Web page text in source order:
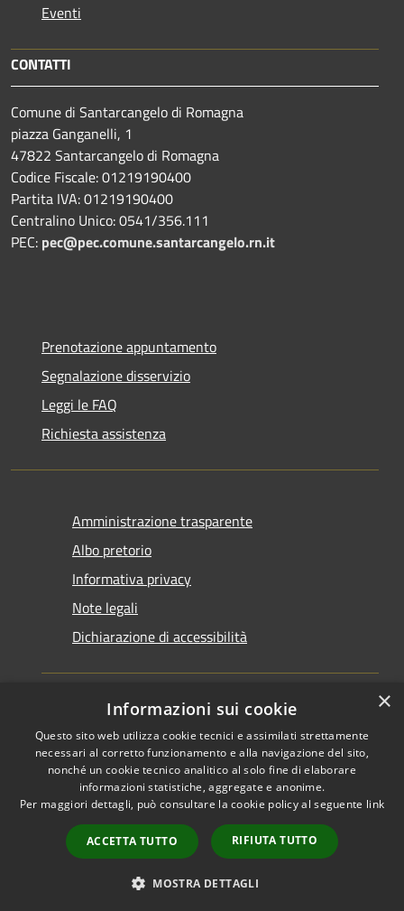
Eventi
CONTATTI
Comune di Santarcangelo di Romagna
piazza Ganganelli, 1
47822 Santarcangelo di Romagna
Codice Fiscale: 01219190400
Partita IVA: 01219190400
Centralino Unico: 0541/356.111
PEC: pec@pec.comune.santarcangelo.rn.it
Prenotazione appuntamento
Segnalazione disservizio
Leggi le FAQ
Richiesta assistenza
Amministrazione trasparente
Albo pretorio
Informativa privacy
Note legali
Dichiarazione di accessibilità
RSS
Accessibilità
Cookie
Mappa del sito
Piano di miglioramento
Copyright © 2026 • Comune di
Santarcangelo di Romagna •
Powered byMunicipium
Accesso redazione
×
Informazioni sui cookie
Questo sito web utilizza cookie tecnici e assimilati strettamente
necessari al corretto funzionamento e alla navigazione del sito,
nonché un cookie tecnico analitico al solo fine di elaborare
informazioni statistiche, aggregate e anonime.
Per maggiori dettagli, può consultare la cookie policy al seguente link
ACCETTA TUTTO RIFIUTA TUTTO
MOSTRA DETTAGLI